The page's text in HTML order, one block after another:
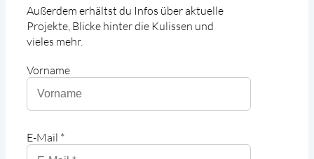
Außerdem erhältst du Infos über aktuelle
Projekte, Blicke hinter die Kulissen und
vieles mehr.
Vorname
E-Mail *